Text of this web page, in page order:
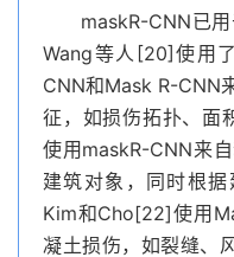
maskR-CNN已
Wang等人[20]使用
CNN和Mask R-CNN
征，如损伤拓扑、面
使用maskR-CNN来
建筑对象，同时根据
Kim和Cho[22]使用
凝土损伤，如裂缝、